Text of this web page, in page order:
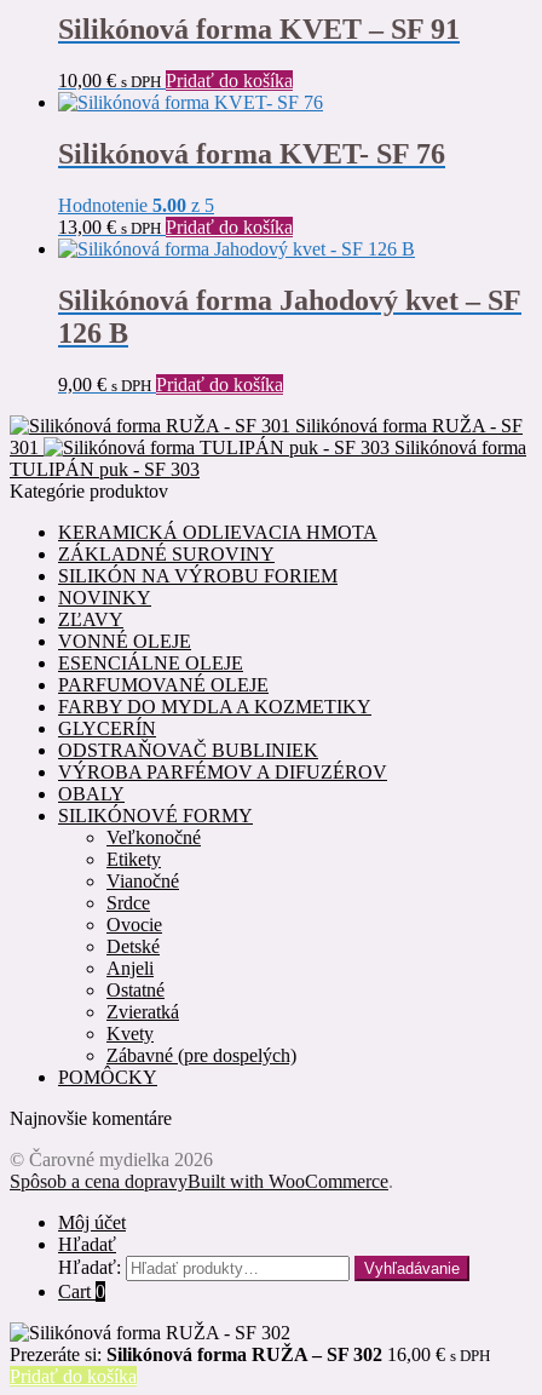
Silikónová forma KVET – SF 91
10,00 € s DPH Pridať do košíka
Silikónová forma KVET- SF 76
Hodnotenie 5.00 z 5
13,00 € s DPH Pridať do košíka
Silikónová forma Jahodový kvet – SF
126 B
9,00 € s DPH Pridať do košíka
Silikónová forma RUŽA - SF
301
Silikónová forma
TULIPÁN puk - SF 303
Kategórie produktov
KERAMICKÁ ODLIEVACIA HMOTA
ZÁKLADNÉ SUROVINY
SILIKÓN NA VÝROBU FORIEM
NOVINKY
ZĽAVY
VONNÉ OLEJE
ESENCIÁLNE OLEJE
PARFUMOVANÉ OLEJE
FARBY DO MYDLA A KOZMETIKY
GLYCERÍN
ODSTRAŇOVAČ BUBLINIEK
VÝROBA PARFÉMOV A DIFUZÉROV
OBALY
SILIKÓNOVÉ FORMY
Veľkonočné
Etikety
Vianočné
Srdce
Ovocie
Detské
Anjeli
Ostatné
Zvieratká
Kvety
Zábavné (pre dospelých)
POMÔCKY
Najnovšie komentáre
© Čarovné mydielka 2026
Spôsob a cena dopravyBuilt with WooCommerce.
Môj účet
Hľadať
Hľadať:
Vyhľadávanie
Cart 0
Prezeráte si: Silikónová forma RUŽA – SF 302 16,00 € s DPH
Pridať do košíka